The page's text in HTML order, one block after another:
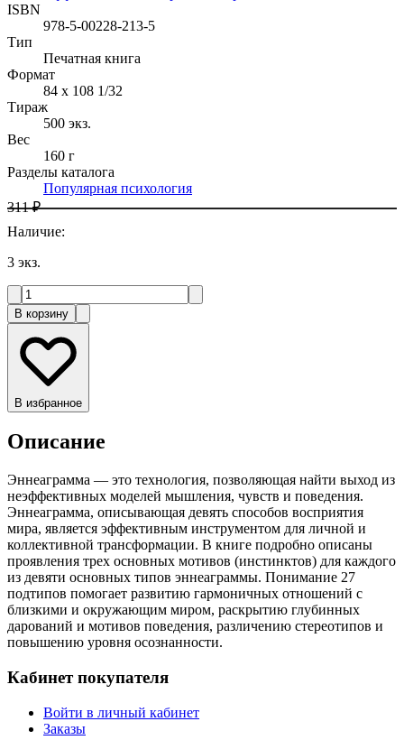
ISBN
978-5-00228-213-5
Тип
Печатная книга
Формат
84 x 108 1/32
Тираж
500 экз.
Вес
160 г
Разделы каталога
Популярная психология
311 ₽
Наличие:
3 экз.
В корзину
В избранное
Описание
Эннеаграмма — это технология, позволяющая найти выход из
неэффективных моделей мышления, чувств и поведения.
Эннеаграмма, описывающая девять способов восприятия
мира, является эффективным инструментом для личной и
коллективной трансформации. В книге подробно описаны
проявления трех основных мотивов (инстинктов) для каждого
из девяти основных типов эннеаграммы. Понимание 27
подтипов помогает развитию гармоничных отношений с
близкими и окружающим миром, раскрытию глубинных
дарований и мотивов поведения, различению стереотипов и
повышению уровня осознанности.
Кабинет покупателя
Войти в личный кабинет
Заказы